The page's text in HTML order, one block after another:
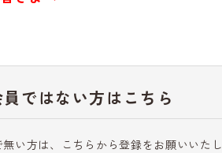
員ではない方はこちら
い方は、こちらから登録をお願いいたし